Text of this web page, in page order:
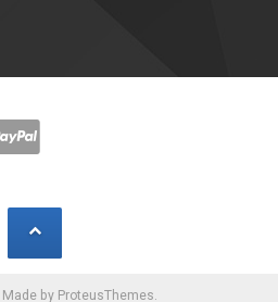
Made by ProteusThemes.